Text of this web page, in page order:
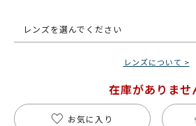
レンズを選んでください
レンズについて >
在庫がありませ
お気に入り